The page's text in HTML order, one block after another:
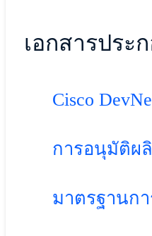
เอกสารปร
Cisco
การอนุมัติ
มาตรฐานก